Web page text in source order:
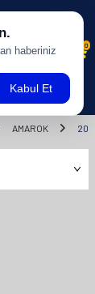
0
AMAROK